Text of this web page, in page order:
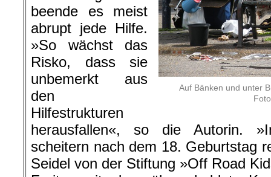
Auf Bänken und unter
beende es meist
abrupt jede Hilfe.
»So wächst das
Risko, dass sie
unbemerkt aus
den
Hilfestrukturen
herausfallen«, so die Autorin.
scheitern nach dem 18. Geburtstag
Seidel von der Stiftung »Off Road